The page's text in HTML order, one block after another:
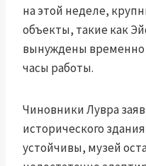
на этой неделе,
объекты, такие как
вынуждены временно
часы работы.
Чиновники Лувра
исторического
устойчивы, музей